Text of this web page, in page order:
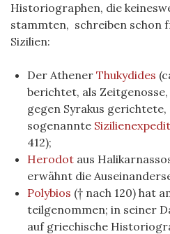
Historiographen, die
stammten, schreiben schon
Sizilien:
Der Athener Thukydides
berichtet, als
gegen Syrakus gerichtete,
sogenannte
412);
Herodot aus
erwähnt die
Polybios († nach 120) hat
teilgenommen; in seiner
auf griechische